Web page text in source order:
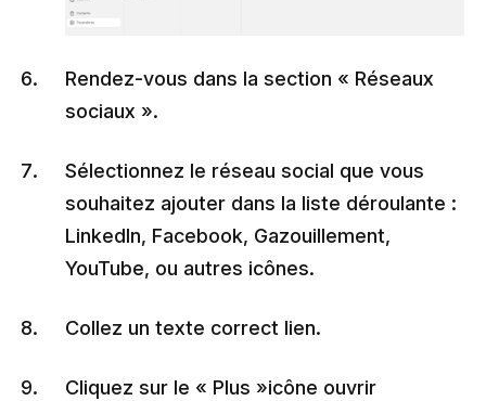
Rendez-vous dans la section « Réseaux
sociaux ».
Sélectionnez le réseau social que vous
souhaitez ajouter dans la liste déroulante :
LinkedIn, Facebook, Gazouillement,
YouTube, ou autres icônes.
Collez un texte correct lien.
Cliquez sur le « Plus »icône ouvrir